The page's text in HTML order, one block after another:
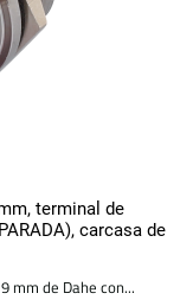
terminal de
carcasa de
mm de Dahe con...